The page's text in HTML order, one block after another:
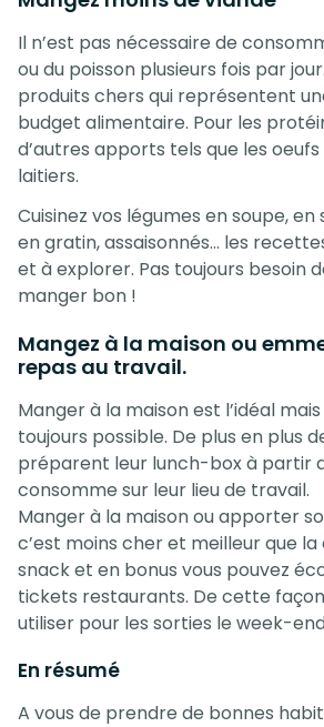
Il n’est pas nécessaire de
ou du poisson plusieurs fois par
produits chers qui représentent
budget alimentaire. Pour les
d’autres apports tels que les
laitiers.
Cuisinez vos légumes en soupe,
en gratin, assaisonnés… les
et à explorer. Pas toujours besoin
manger bon !
Mangez à la maison ou
repas au travail.
Manger à la maison est l’idéal
toujours possible. De plus en plus
préparent leur lunch-box à partir
consomme sur leur lieu de travail.
Manger à la maison ou apporter
c’est moins cher et meilleur que
snack et en bonus vous pouvez
tickets restaurants. De cette
utiliser pour les sorties le week-
En résumé
A vous de prendre de bonnes